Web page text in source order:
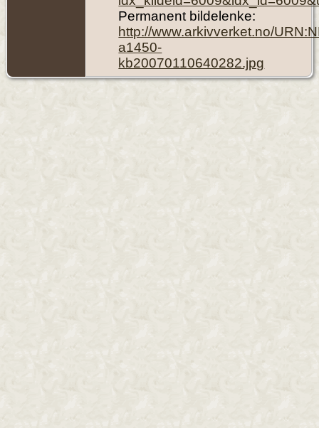
Permanent bildelenke:
http://www.arkivverket.no/
a1450-
kb20070110640282.jpg